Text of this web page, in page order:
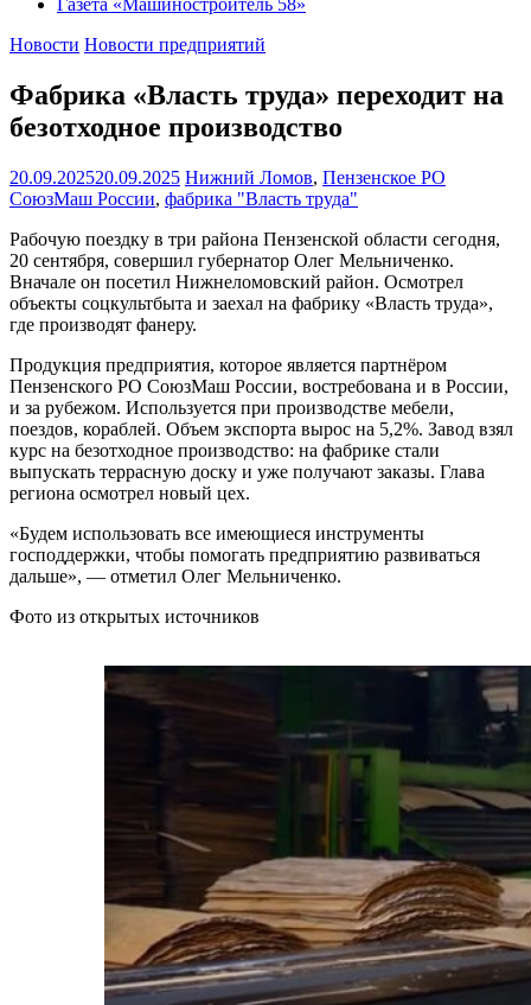
Новости Новости предприятий
Фабрика «Власть труда» переходит на
безотходное производство
20.09.202520.09.2025 Нижний Ломов, Пензенское РО
СоюзМаш России, фабрика "Власть труда"
Рабочую поездку в три района Пензенской области сегодня,
20 сентября, совершил губернатор Олег Мельниченко.
Вначале он посетил Нижнеломовский район. Осмотрел
объекты соцкультбыта и заехал на фабрику «Власть труда»,
где производят фанеру.
Продукция предприятия, которое является партнёром
Пензенского РО СоюзМаш России, востребована и в России,
и за рубежом. Используется при производстве мебели,
поездов, кораблей. Объем экспорта вырос на 5,2%. Завод взял
курс на безотходное производство: на фабрике стали
выпускать террасную доску и уже получают заказы. Глава
региона осмотрел новый цех.
«Будем использовать все имеющиеся инструменты
господдержки, чтобы помогать предприятию развиваться
дальше», — отметил Олег Мельниченко.
Фото из открытых источников